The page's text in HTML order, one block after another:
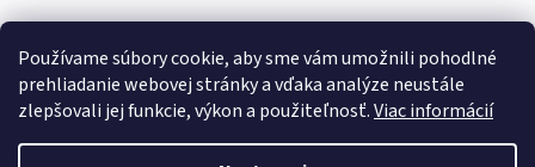
Používame súbory cookie, aby sme vám umožnili pohodlné
prehliadanie webovej stránky a vďaka analýze neustále
zlepšovali jej funkcie, výkon a použiteľnosť.Viac informácií
PRESMONT.IT